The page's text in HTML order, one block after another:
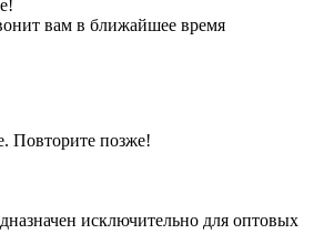
вам в ближайшее время
Повторите позже!
исключительно для оптовых